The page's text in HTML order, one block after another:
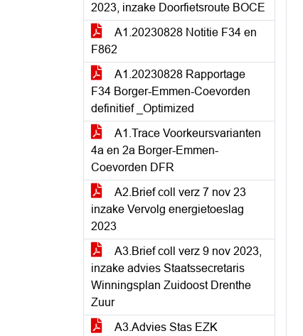
2023, inzake Doorfietsroute BOCE
A1.20230828 Notitie F34 en
F862
A1.20230828 Rapportage
F34 Borger-Emmen-Coevorden
definitief _Optimized
A1.Trace Voorkeursvarianten
4a en 2a Borger-Emmen-
Coevorden DFR
A2.Brief coll verz 7 nov 23
inzake Vervolg energietoeslag
2023
A3.Brief coll verz 9 nov 2023,
inzake advies Staatssecretaris
Winningsplan Zuidoost Drenthe
Zuur
A3.Advies Stas EZK